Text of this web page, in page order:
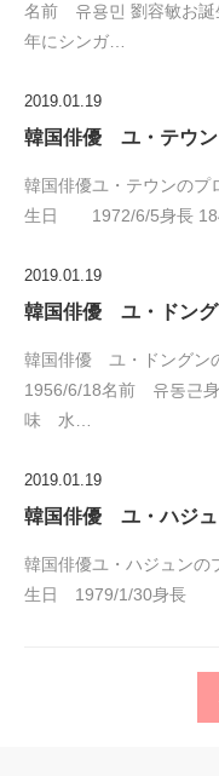
名前 유용민 劉容敏
年にシンガ…
2019.01.19
韓国俳優 ユ・テウ
韓国俳優ユ・テウンの
生日 1972/6/5身長
2019.01.19
韓国俳優 ユ・ドン
韓国俳優 ユ・ドングン
1956/6/18名前 유동근
味 水…
2019.01.19
韓国俳優 ユ・ハジ
韓国俳優ユ・ハジュン
生日 1979/1/30身長